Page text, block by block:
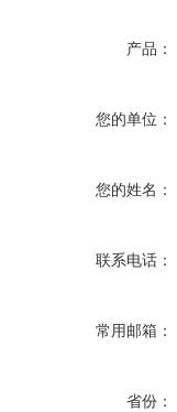
产品：
您的单位：
您的姓名：
联系电话：
常用邮箱：
省份：